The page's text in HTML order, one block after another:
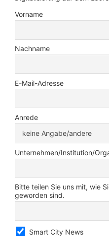
Vorname
Nachname
E-Mail-Adresse
Anrede
Unternehmen/Institution/
Bitte teilen Sie uns mit, wie
geworden sind.
Smart City News